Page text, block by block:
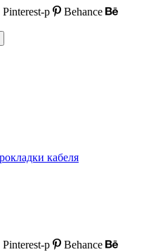
Pinterest-p
Behance
кабеля
Pinterest-p
Behance